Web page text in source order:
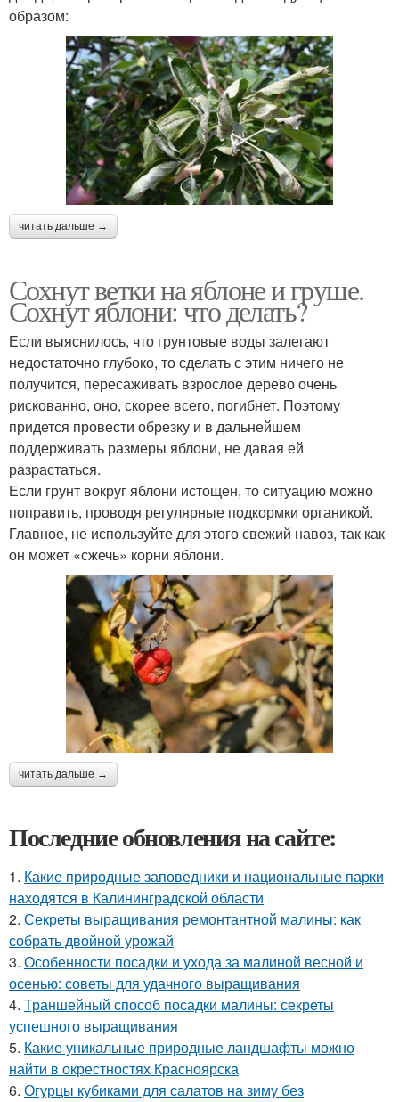
образом:
читать дальше →
Сохнут ветки на яблоне и груше.
Сохнут яблони: что делать?
Если выяснилось, что грунтовые воды залегают
недостаточно глубоко, то сделать с этим ничего не
получится, пересаживать взрослое дерево очень
рискованно, оно, скорее всего, погибнет. Поэтому
придется провести обрезку и в дальнейшем
поддерживать размеры яблони, не давая ей
разрастаться.
Если грунт вокруг яблони истощен, то ситуацию можно
поправить, проводя регулярные подкормки органикой.
Главное, не используйте для этого свежий навоз, так как
он может «сжечь» корни яблони.
читать дальше →
Последние обновления на сайте:
1. Какие природные заповедники и национальные парки
находятся в Калининградской области
2. Секреты выращивания ремонтантной малины: как
собрать двойной урожай
3. Особенности посадки и ухода за малиной весной и
осенью: советы для удачного выращивания
4. Траншейный способ посадки малины: секреты
успешного выращивания
5. Какие уникальные природные ландшафты можно
найти в окрестностях Красноярска
6. Огурцы кубиками для салатов на зиму без